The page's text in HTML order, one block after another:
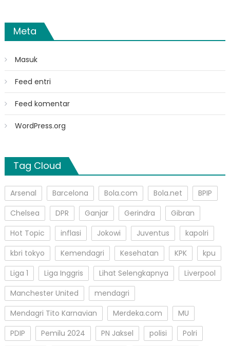
Meta
Masuk
Feed entri
Feed komentar
WordPress.org
Tag Cloud
Arsenal Barcelona Bola.com Bola.net
BPIP
Chelsea
DPR Ganjar Gerindra
Gibran
Hot Topic
inflasi Jokowi Juventus
kapolri
kbri tokyo
Kemendagri Kesehatan KPK
kpu
Liga 1
Liga Inggris Lihat Selengkapnya
Liverpool
Manchester United
mendagri
Mendagri Tito Karnavian
Merdeka.com
MU
PDIP
Pemilu 2024 PN Jaksel polisi
Polri